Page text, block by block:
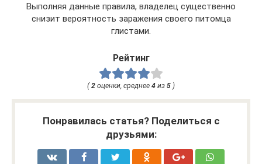
Выполняя данные правила, владелец существенно
снизит вероятность заражения своего питомца
глистами.
Рейтинг
(2 оценки, среднее 4 из 5 )
Понравилась статья? Поделиться с
друзьями: